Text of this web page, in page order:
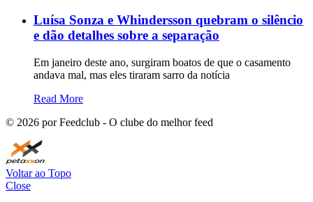
Luísa Sonza e Whindersson quebram o silêncio
e dão detalhes sobre a separação
Em janeiro deste ano, surgiram boatos de que o casamento
andava mal, mas eles tiraram sarro da notícia
Read More
© 2026 por Feedclub - O clube do melhor feed
Voltar ao Topo
Close